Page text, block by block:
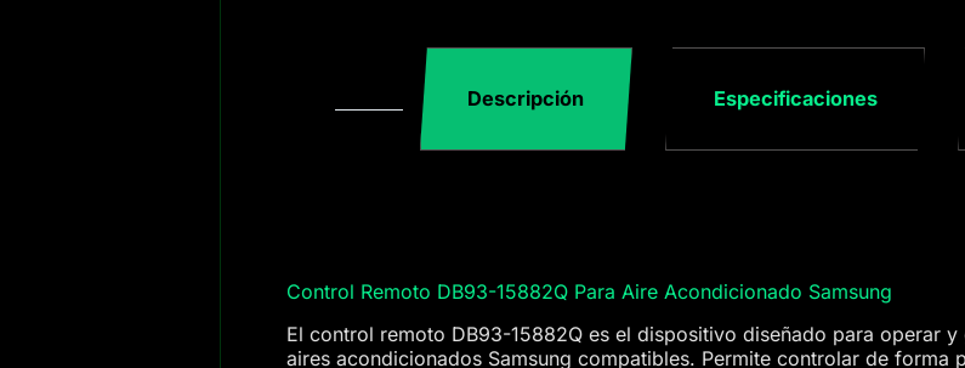
Descripción Especificaciones
Control Remoto DB93-15882Q Para Aire Acondicionado Samsung
El control remoto DB93-15882Q es el dispositivo diseñado para operar
aires acondicionados Samsung compatibles. Permite controlar de forma